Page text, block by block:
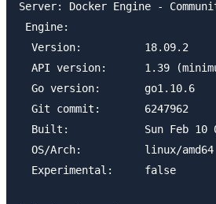
Server: Docker Engine -
Engine:
  Version:          18.09.2
API version:      1.39
  Go version:       go1.10.6
  Git commit:       6247962
Built:            Sun Feb 10
  OS/Arch:          linux/amd64
  Experimental:     false